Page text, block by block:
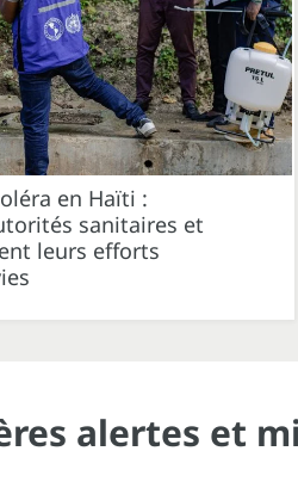
en Haïti :
sanitaires et
leurs efforts
alertes et